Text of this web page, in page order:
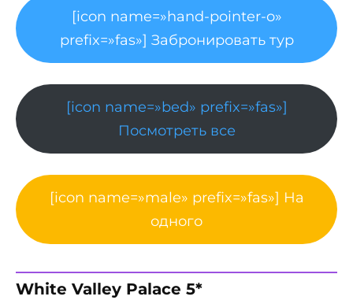
[icon name=»hand-pointer-o»
prefix=»fas»] Забронировать тур
[icon name=»bed» prefix=»fas»]
Посмотреть все
[icon name=»male» prefix=»fas»] На
одного
White Valley Palace 5*